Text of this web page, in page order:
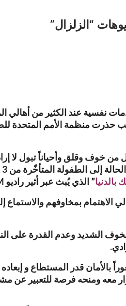
“الزلزال”
نفسية عند الكثير من أهالي
حذرت منظمة الأمم المتحدة
” الذي يُبث عبر أثير راديو buyerFM مساء كل يوم اثنين.
بمخاوفهم والاستماع
الشديد وعدم القدرة على
.
بالأمان قدر المستطاع و
معه ومنحه فرصة للتعبير عن